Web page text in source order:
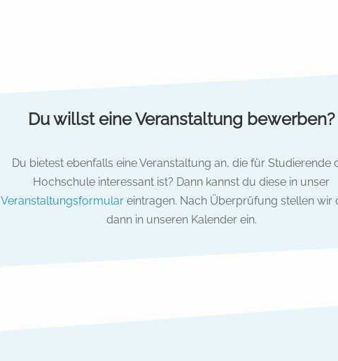
Du willst eine Veranstaltung bewerben?
Du bietest ebenfalls eine Veranstaltung an, die für Studierende
Hochschule interessant ist? Dann kannst du diese in unser
Veranstaltungsformulareintragen. Nach Überprüfung stellen wir
dann in unseren Kalender ein.